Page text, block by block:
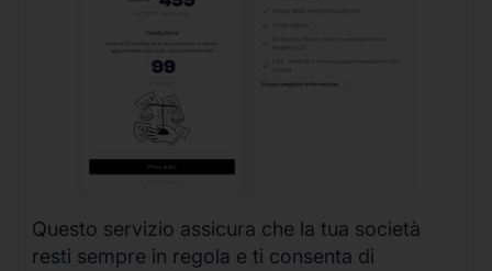
Questo servizio assicura che la tua società
resti sempre in regola e ti consenta di